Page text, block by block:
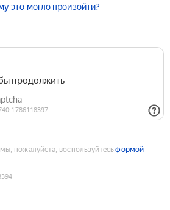
это могло произойти?
пожалуйста, воспользуйтесьформой